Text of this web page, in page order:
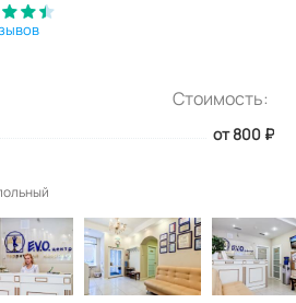
Стоимость:
от 800 ₽